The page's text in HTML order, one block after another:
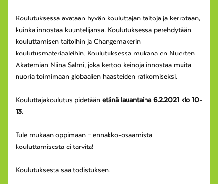
Koulutuksessa avataan hyvän kouluttajan taitoja ja kerrotaan,
kuinka innostaa kuuntelijansa. Koulutuksessa perehdytään
kouluttamisen taitoihin ja Changemakerin
koulutusmateriaaleihin. Koulutuksessa mukana on Nuorten
Akatemian Niina Salmi, joka kertoo keinoja innostaa muita
nuoria toimimaan globaalien haasteiden ratkomiseksi.
Kouluttajakoulutus pidetään etänä lauantaina 6.2.2021 klo 10-
13.
Tule mukaan oppimaan – ennakko-osaamista
kouluttamisesta ei tarvita!
Koulutuksesta saa todistuksen.